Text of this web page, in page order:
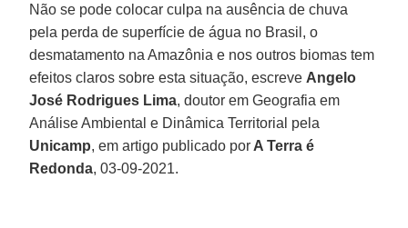
Não se pode colocar culpa na ausência de chuva
pela perda de superfície de água no Brasil, o
desmatamento na Amazônia e nos outros biomas tem
efeitos claros sobre esta situação, escreve Angelo
José Rodrigues Lima, doutor em Geografia em
Análise Ambiental e Dinâmica Territorial pela
Unicamp, em artigo publicado por A Terra é
Redonda, 03-09-2021.